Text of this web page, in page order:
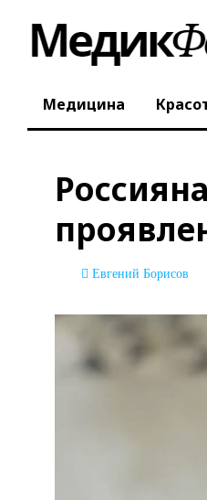
Медицина
Евгений Борисов